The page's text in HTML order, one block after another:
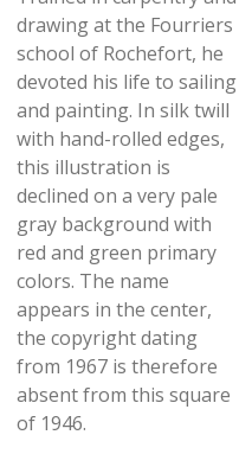
drawing at the Fourriers
school of Rochefort, he
devoted his life to sailing
and painting. In silk twill
with hand-rolled edges,
this illustration is
declined on a very pale
gray background with
red and green primary
colors. The name
appears in the center,
the copyright dating
from 1967 is therefore
absent from this square
of 1946.